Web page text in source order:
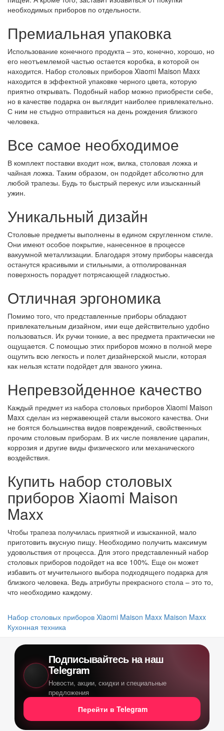
необходимых приборов по отдельности.
Премиальная упаковка
Использование конечного продукта – это, конечно, хорошо, но
его неотъемлемой частью остается коробка, в которой он
находится. Набор столовых приборов Xiaomi Maison Maxx
находится в эффектной упаковке черного цвета, которую
приятно открывать. Подобный набор можно приобрести себе,
но в качестве подарка он выглядит наиболее привлекательно.
С ним не стыдно отправиться на день рождения близкого
человека.
Все самое необходимое
В комплект поставки входит нож, вилка, столовая ложка и
чайная ложка. Таким образом, он подойдет абсолютно для
любой трапезы. Будь то быстрый перекус или изысканный
ужин.
Уникальный дизайн
Столовые предметы выполнены в едином скругленном стиле.
Они имеют особое покрытие, нанесенное в процессе
вакуумной металлизации. Благодаря этому приборы навсегда
останутся красивыми и стильными, а отполированная
поверхность порадует потрясающей гладкостью.
Отличная эргономика
Помимо того, что представленные приборы обладают
привлекательным дизайном, ими еще действительно удобно
пользоваться. Их ручки тонкие, а вес предмета практически не
ощущается. С помощью этих приборов можно в полной мере
ощутить всю легкость и полет дизайнерской мысли, которая
как нельзя кстати подойдет для званого ужина.
Непревзойденное качество
Каждый предмет из набора столовых приборов Xiaomi Maison
Maxx сделан из нержавеющей стали высокого качества. Они
не боятся большинства видов повреждений, свойственных
прочим столовым приборам. В их числе появление царапин,
коррозия и другие виды физического или механического
воздействия.
Купить набор столовых
приборов Xiaomi Maison
Maxx
Чтобы трапеза получилась приятной и изысканной, мало
приготовить вкусную пищу. Необходимо получить максимум
удовольствия от процесса. Для этого представленный набор
столовых приборов подойдет на все 100%. Еще он может
избавить от мучительного выбора подходящего подарка для
близкого человека. Ведь атрибуты прекрасного стола – это то,
что необходимо каждому.
Набор столовых приборов Xiaomi Maison Maxx Maison Maxx
Кухонная техника
Подписывайтесь на наш
Telegram
Новости, акции, скидки и специальные
предложения
Перейти в Telegram